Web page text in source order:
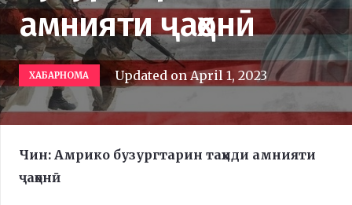
амнияти ҷаҳонӣ
ХАБАРНОМА Updated onApril 1, 2023
Чин: Амрико бузургтарин таҳиди амнияти
ҷаҳонӣ